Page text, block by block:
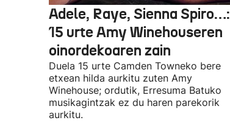
Adele, Raye, Sienna Spiro…:
15 urte Amy Winehouseren
oinordekoaren zain
Duela 15 urte Camden Towneko bere
etxean hilda aurkitu zuten Amy
Winehouse; ordutik, Erresuma Batuko
musikagintzak ez du haren parekorik
aurkitu.